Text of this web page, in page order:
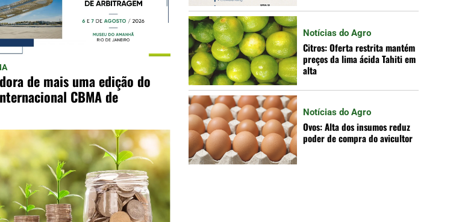
de mais uma edição do
CBMA de
Notícias do Agro
Citros: Oferta restrita mantém
preços da lima ácida Tahiti em
alta
Notícias do Agro
Ovos: Alta dos insumos reduz
poder de compra do avicultor